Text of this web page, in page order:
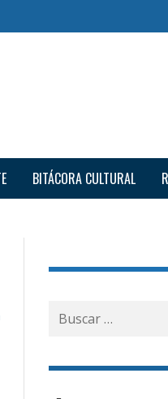
BITÁCORA CULTURAL
Buscar
por: